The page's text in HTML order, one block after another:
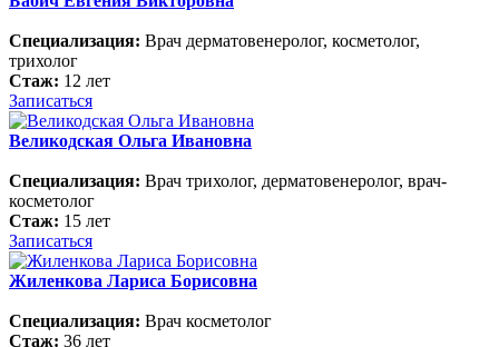
Специализация: Врач дерматовенеролог, косметолог,
трихолог
Стаж: 12 лет
Записаться
Великодская Ольга Ивановна
Специализация: Врач трихолог, дерматовенеролог, врач-
косметолог
Стаж: 15 лет
Записаться
Жиленкова Лариса Борисовна
Специализация: Врач косметолог
Стаж: 36 лет